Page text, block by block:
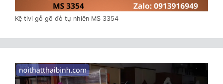
Kệ tivi gỗ gõ đỏ tự nhiên MS 3354